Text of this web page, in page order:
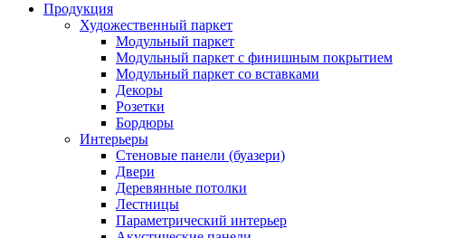
Продукция
Художественный паркет
Модульный паркет
Модульный паркет с финишным покрытием
Модульный паркет со вставками
Декоры
Розетки
Бордюры
Интерьеры
Стеновые панели (буазери)
Двери
Деревянные потолки
Лестницы
Параметрический интерьер